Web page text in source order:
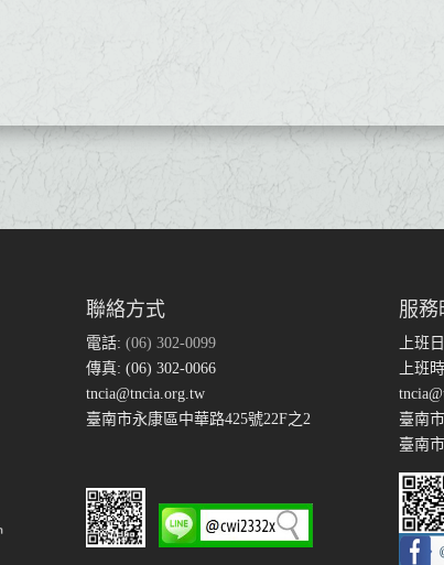
聯絡方式
電話: (06) 302-0099
傳真: (06) 302-0066
tncia@tncia.org.tw
臺南市永康區中華路425號22F之2
服務
上班
上班
臺南
臺南